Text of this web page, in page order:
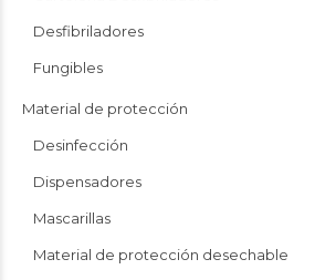
Desfibriladores
Fungibles
Material de protección
Desinfección
Dispensadores
Mascarillas
Material de protección desechable